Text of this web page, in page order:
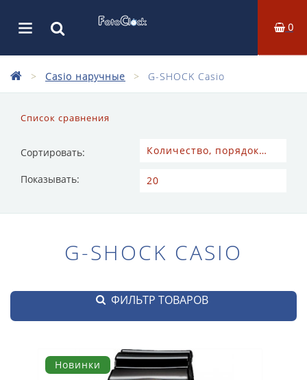
0
Casio наручные G-SHOCK Casio
Список сравнения
Сортировать:
Показывать:
G-SHOCK CASIO
ФИЛЬТР ТОВАРОВ
Новинки